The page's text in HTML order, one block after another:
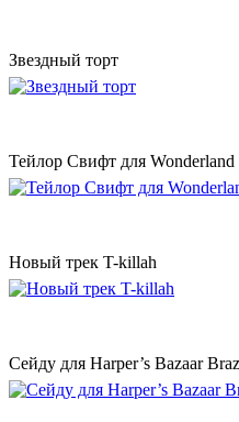
Звездный торт
Тейлор Свифт для Wonderland
Новый трек T-killah
Сейду для Harper’s Bazaar